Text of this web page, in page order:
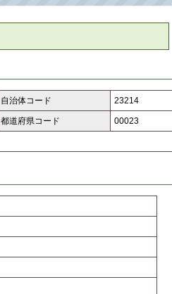
自治体コード 23214
都道府県コード 00023